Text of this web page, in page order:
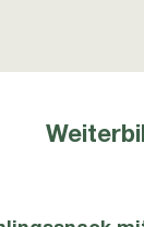
schliessen